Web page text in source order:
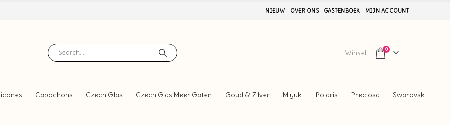
NIEUW OVER ONS GASTENBOEK MIJN ACCOUNT
Winkel 0
Cabochons Czech Glas Czech Glas Meer Gaten Goud & Zilver Miyuki Polaris Preciosa Swarovski